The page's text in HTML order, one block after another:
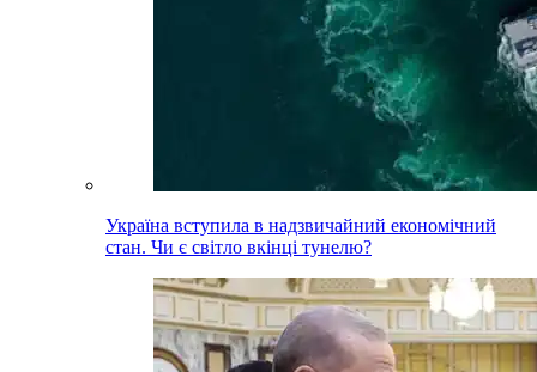
Україна вступила в надзвичайний економічний
стан. Чи є світло вкінці тунелю?